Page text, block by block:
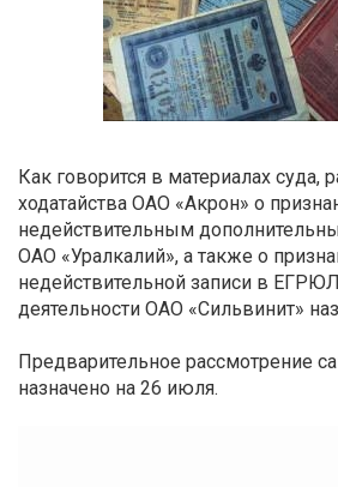
Как говорится в материалах суда,
ходатайства ОАО «Акрон» о
недействительным
ОАО «Уралкалий», а также о
недействительной записи в
деятельности ОАО «Сильвинит»
Предварительное рассмотрение
назначено на 26 июля.